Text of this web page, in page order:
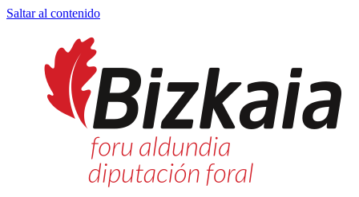
Saltar al contenido